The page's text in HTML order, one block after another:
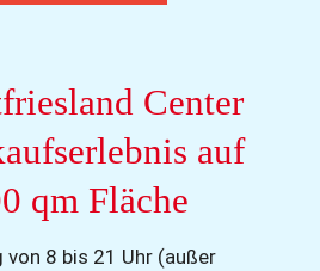
Center
auf
qm Fläche
von 8 bis 21 Uhr (außer